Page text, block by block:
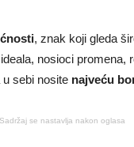
, znak koji gleda
nosioci promena,
u sebi nosite najveću
Sadržaj se nastavlja nakon oglasa